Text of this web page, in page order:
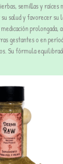
semillas y raíces
salud y favorecer su
prolongada,
gestantes o en
Su fórmula